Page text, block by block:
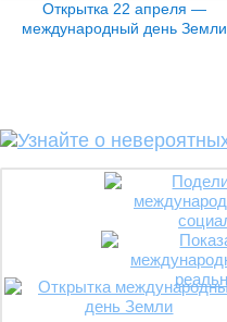
Открытка 22 апреля —
международный день Земли